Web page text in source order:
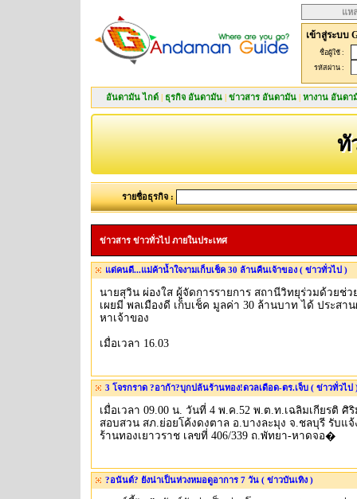
แห
เข้าสู่ระบบ
ชื่อผู้ใช้ :
รหัสผ่าน :
อันดามัน ไกด์ | ธุรกิจ อันดามัน | ข่าวสาร อันดามัน | หางาน อันดา
ทั
รายชื่อธุรกิจ :
ข่าวสาร ข่าวทั่วไป ภายในประเทศ
แด่คนดี...แม่ค้าน้ำใจงามเก็บเช็ค 30 ล้านคืนเจ้าของ ( ข่าวทั่วไป )
นายสุวิน ผ่องใส ผู้จัดการรายการ สถานีวิทยุร่วมด้วยช่ว
เผยมี พลเมืองดี เก็บเช็ค มูลค่า 30 ล้านบาท ได้ ประสา
หาเจ้าของ
เมื่อเวลา 16.03
3 โจรกราด ?อาก้า?บุกปล้นร้านทอง!ดวลเดือด-ตร.เจ็บ ( ข่าวทั่วไป
เมื่อเวลา 09.00 น. วันที่ 4 พ.ค.52 พ.ต.ท.เฉลิมเกียรติ ศิ
สอบสวน สภ.ย่อยโค้งดงตาล อ.บางละมุง จ.ชลบุรี รับแ
ร้านทองเยาวราช เลขที่ 406/339 ถ.พัทยา-หาดจอ�
?อนันต์? ยังน่าเป็นห่วงหมอดูอาการ 7 วัน ( ข่าวบันเทิง )